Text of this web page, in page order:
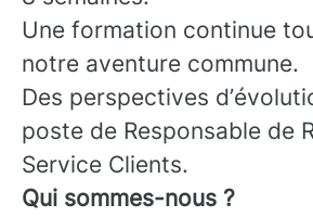
Une formation continue
notre aventure commune.
Des perspectives
poste de Responsable de
Service Clients.
Qui sommes-nous ?